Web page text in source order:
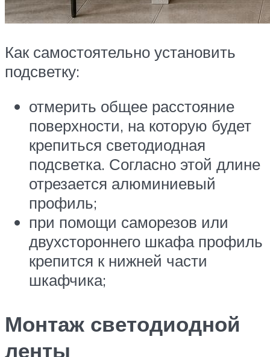
Как самостоятельно установить
подсветку:
отмерить общее расстояние
поверхности, на которую будет
крепиться светодиодная
подсветка. Согласно этой длине
отрезается алюминиевый
профиль;
при помощи саморезов или
двухстороннего шкафа профиль
крепится к нижней части
шкафчика;
Монтаж светодиодной
ленты